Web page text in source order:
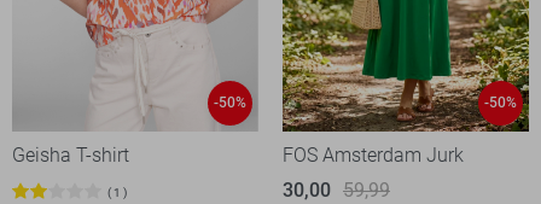
-50%
Geisha T-shirt
1
-50%
FOS Amsterdam Jurk
30,00 59,99